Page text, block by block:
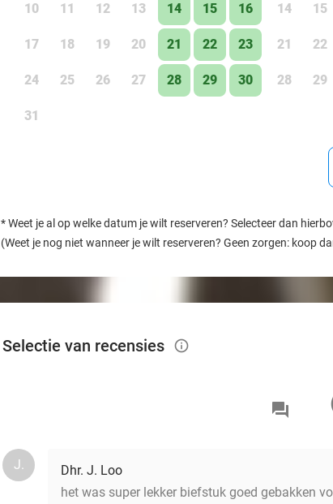
10 11 12 13 14 15 16
17 18 19 20 21 22 23
24 25 26 27 28 29 30
31
14 15
21 22
28 29
*Weet je al op welke datum je wilt reserveren? Selecteer dan
(Weet je nog niet wanneer je wilt reserveren? Geen zorgen: koop
Selectie van recensies info_outlined
J.
Dhr. J. Loo
het was super lekker biefstuk goed gebakken